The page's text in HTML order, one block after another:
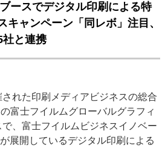
記事
動画コンテンツ
ション
動・訃報
ースでデジタル印刷による特
キャンペーン「同レボ」注目、
社と連携
れた印刷メディアビジネスの総合
富士フイルムグローバルグラフィ
、富士フイルムビジネスイノベー
展開しているデジタル印刷による